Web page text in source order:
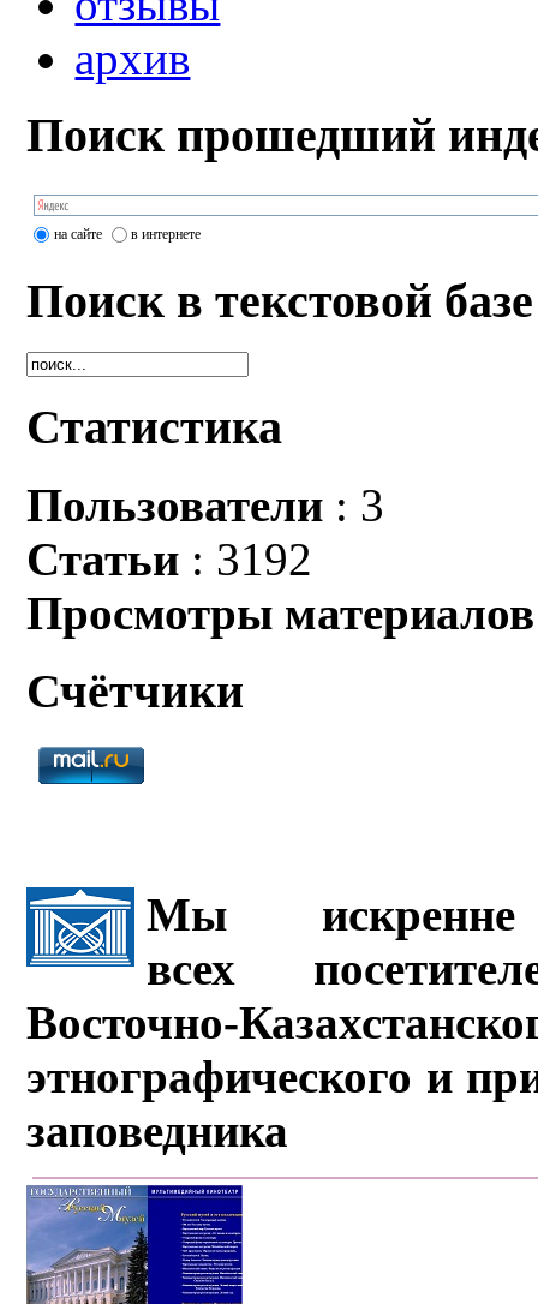
архив
Поиск прошедший
на сайте в интернете
Поиск в текстовой базе
Статистика
Пользователи : 3
Статьи : 3192
Просмотры материалов
Счётчики
Мы искренне
всех
Восточно-
этнографического и
заповедника